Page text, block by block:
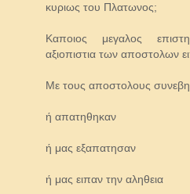
κυριως του Πλατωνος;
Καποιος μεγαλος
αξιοπιστια των αποστολων
Με τους αποστολους
ή απατηθηκαν
ή μας εξαπατησαν
ή μας ειπαν την αληθεια